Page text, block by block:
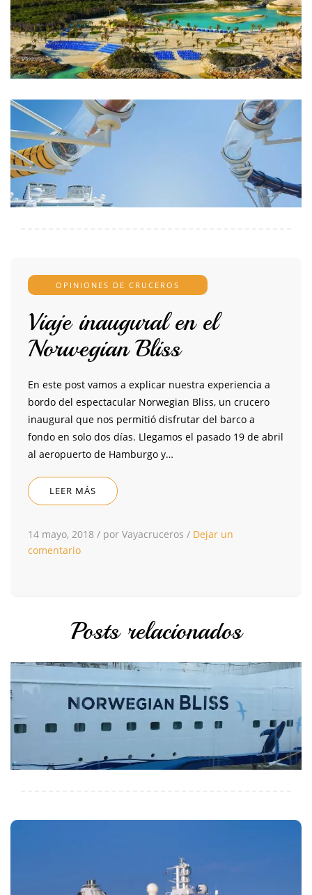
OPINIONES DE CRUCEROS
Viaje inaugural en el
Norwegian Bliss
En este post vamos a explicar nuestra experiencia a
bordo del espectacular Norwegian Bliss, un crucero
inaugural que nos permitió disfrutar del barco a
fondo en solo dos días. Llegamos el pasado 19 de abril
al aeropuerto de Hamburgo y…
LEER MÁS
14 mayo, 2018 / por Vayacruceros / Dejar un
comentario
Posts relacionados